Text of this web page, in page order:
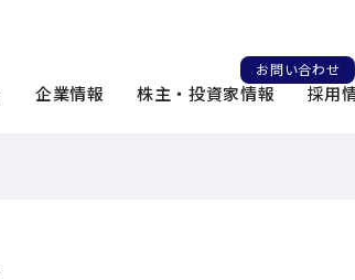
お問い合わせ
企業情報 株主・投資家情報 採用